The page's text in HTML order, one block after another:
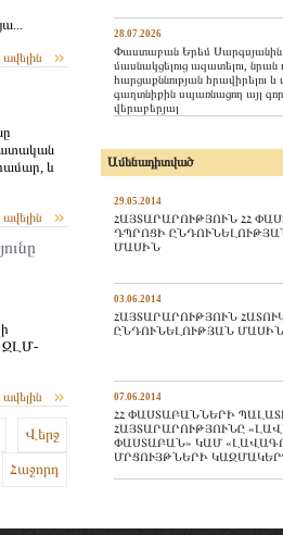
և
ԶԼՄ-
Վերջ
Հաջորդ
28.07.2026
Փաստաբան Երեմ Սարգսյանին
մասնակցելուց ազատելու,
հարցաքննության
գաղտնիքին սպառնացող այլ
վերաբերյալ
Ամենադիտված
29.05.2014
ՀԱՅՏԱՐԱՐՈՒԹՅՈՒՆ ՀՀ
ԴՊՐՈՑԻ
ՄԱՍԻՆ
03.06.2014
ՀԱՅՏԱՐԱՐՈՒԹՅՈՒՆ
ԸՆԴՈՒՆԵԼՈՒԹՅԱՆ ՄԱՍԻՆ
07.06.2014
ՀՀ ՓԱՍՏԱԲԱՆՆԵՐԻ
ՀԱՅՏԱՐԱՐՈՒԹՅՈՒՆԸ
ՓԱՍՏԱԲԱՆ» ԿԱՄ
ՄՐՑՈՒՅԹՆԵՐԻ